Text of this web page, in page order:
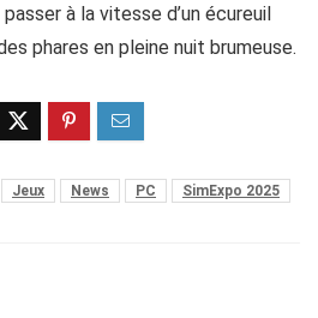
à la vitesse d’un écureuil
phares en pleine nuit brumeuse.
Jeux News PC SimExpo 2025